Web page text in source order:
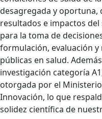
desagregada y
resultados e impactos
para la toma de
formulación, evaluación
públicas en salud.
investigación categoría
otorgada por el
Innovación, lo que
solidez científica de